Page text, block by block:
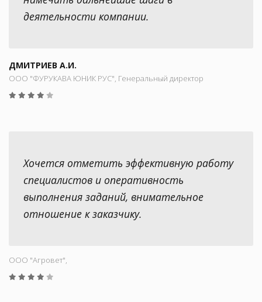
деятельности компании.
ДМИТРИЕВ А.И.
ООО "ФУРУКАВА ЮНИК РУС", Генеральный директор
Хочется отметить эффективную работу
специалистов и оперативность
выполнения заданий, внимательное
отношение к заказчику.
ООО "Aгровет",